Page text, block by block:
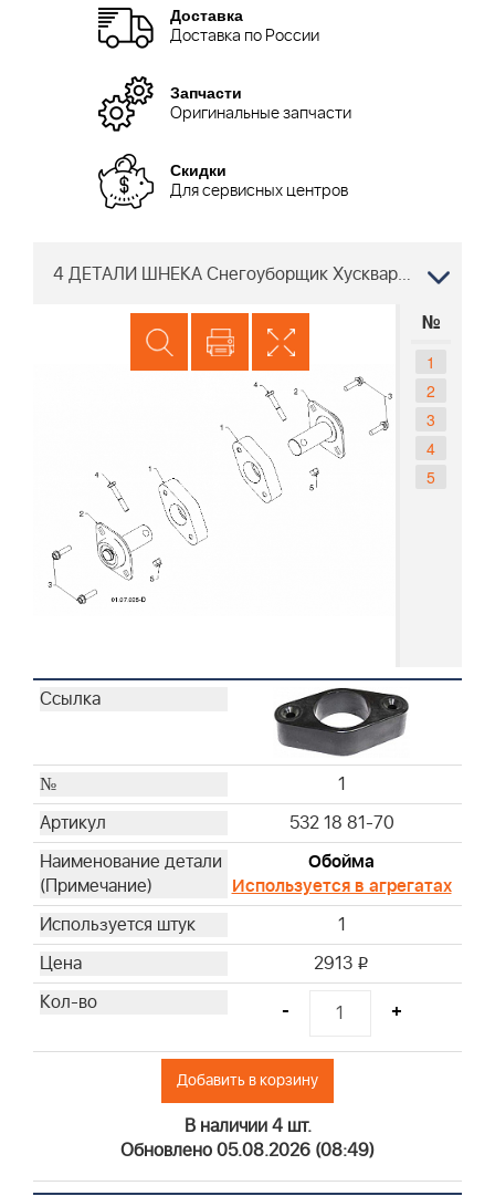
Доставка
Доставка по России
Запчасти
Оригинальные запчасти
Скидки
Для сервисных центров
4 ДЕТАЛИ ШНЕКА Снегоуборщик Хускварна ST 276EP 96191003910, 2013-07
№
1
2
3
4
5
1
532 18 81-70
Обойма
Используется в агрегатах
1
2913 i
- +
Добавить в корзину
В наличии 4 шт.
Обновлено 05.08.2026 (08:49)